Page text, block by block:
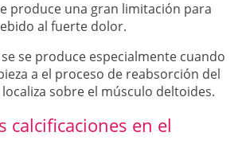
produce una gran limitación para
al fuerte dolor.
se produce especialmente cuando
a el proceso de reabsorción del
sobre el músculo deltoides.
calcificaciones en el